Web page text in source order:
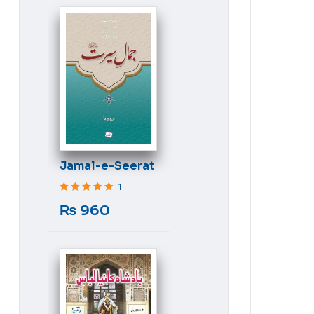
Jamal-e-Seerat
1
₨ 960